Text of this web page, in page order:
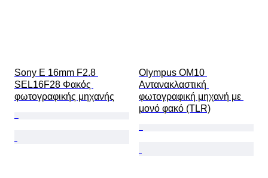
Sony E 16mm F2.8
SEL16F28 Φακός
φωτογραφικής μηχανής
Olympus OM10
Αντανακλαστική
φωτογραφική μηχανή με
μονό φακό (TLR)